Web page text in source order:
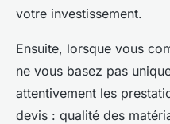
votre investissement.
Ensuite, lorsque vous
ne vous basez pas
attentivement les
devis : qualité des